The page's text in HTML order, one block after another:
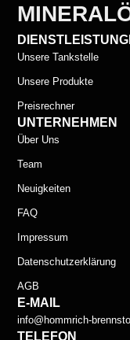
Unsere Tankstelle
Unsere Produkte
Preisrechner
UNTERNEHMEN
Über Uns
Team
Neuigkeiten
FAQ
Impressum
Datenschutzerklärung
AGB
E-MAIL
info@hommrich-
TELEFON